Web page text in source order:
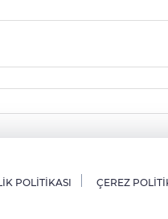
POLİTİKASI ÇEREZ